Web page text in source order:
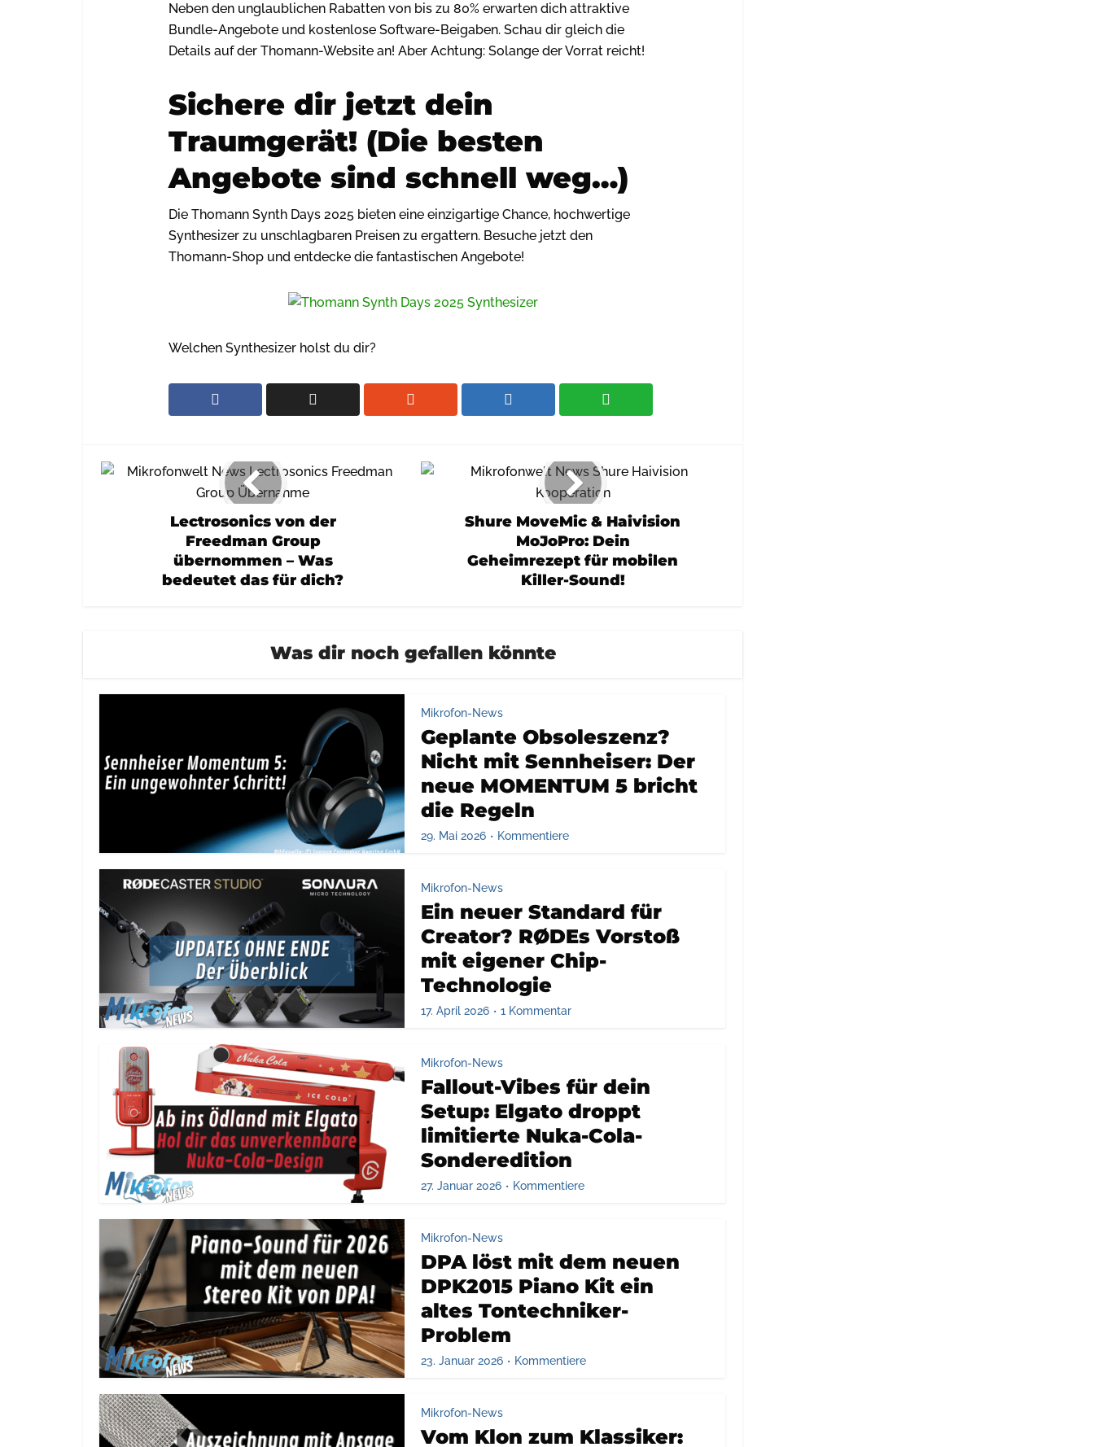
Neben den unglaublichen Rabatten von bis zu 80% erwarten dich attraktive
Bundle-Angebote und kostenlose Software-Beigaben. Schau dir gleich die
Details auf der Thomann-Website an! Aber Achtung: Solange der Vorrat reicht!
Sichere dir jetzt dein
Traumgerät! (Die besten
Angebote sind schnell weg…)
Die Thomann Synth Days 2025 bieten eine einzigartige Chance, hochwertige
Synthesizer zu unschlagbaren Preisen zu ergattern. Besuche jetzt den
Thomann-Shop und entdecke die fantastischen Angebote!
Welchen Synthesizer holst du dir?
Lectrosonics von der
Freedman Group
übernommen – Was
bedeutet das für dich?
Shure MoveMic & Haivision
MoJoPro: Dein
Geheimrezept für mobilen
Killer-Sound!
Was dir noch gefallen könnte
Mikrofon-News
Geplante Obsoleszenz?
Nicht mit Sennheiser: Der
neue MOMENTUM 5 bricht
die Regeln
29. Mai 2026 Kommentiere
Mikrofon-News
Ein neuer Standard für
Creator? RØDEs Vorstoß
mit eigener Chip-
Technologie
17. April 2026 1 Kommentar
Mikrofon-News
Fallout-Vibes für dein
Setup: Elgato droppt
limitierte Nuka-Cola-
Sonderedition
27. Januar 2026 Kommentiere
Mikrofon-News
DPA löst mit dem neuen
DPK2015 Piano Kit ein
altes Tontechniker-
Problem
23. Januar 2026 Kommentiere
Mikrofon-News
Vom Klon zum Klassiker: